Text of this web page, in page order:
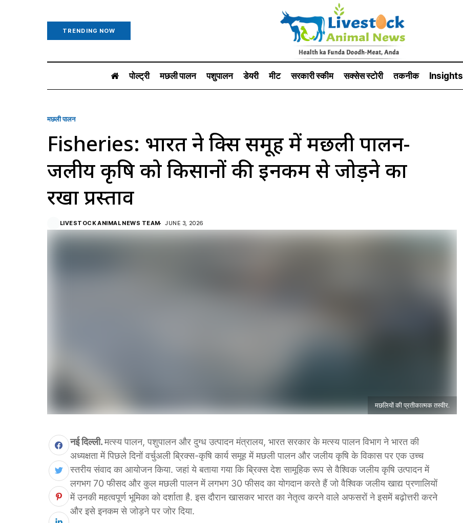
TRENDING NOW
पोल्ट्री मछली पालन पशुपालन डेयरी मीट सरकारी स्की‍म सक्सेस स्टो‍री तकनीक Insights
मछली पालन
Fisheries: भारत ने ब्रिक्स समूह में मछली पालन-
जलीय कृषि को किसानों की इनकम से जोड़ने का
रखा प्रस्ताव
LIVESTOCK ANIMAL NEWS TEAM JUNE 3, 2026
मछलियों की प्रतीकात्मक तस्वीर.
नई दिल्ली.मत्स्य पालन, पशुपालन और दुग्ध उत्पादन मंत्रालय, भारत सरकार के मत्स्य पालन विभाग ने भारत की
अध्यक्षता में पिछले दिनों वर्चुअली ब्रिक्स-कृषि कार्य समूह में मछली पालन और जलीय कृषि के विकास पर एक उच्च
स्तरीय संवाद का आयोजन किया. जहां ये बताया गया कि ब्रिक्स देश सामूहिक रूप से वैश्विक जलीय कृषि उत्पादन में
लगभग 70 फीसद और कुल मछली पालन में लगभग 30 फीसद का योगदान करते हैं जो वैश्विक जलीय खाद्य प्रणालियों
में उनकी महत्वपूर्ण भूमिका को दर्शाता है. इस दौरान खासकर भारत का नेतृत्व करने वाले ​अफसरों ने इसमें बढ़ोत्तरी करने
और इसे इनकम से जोड़ने पर जोर दिया.